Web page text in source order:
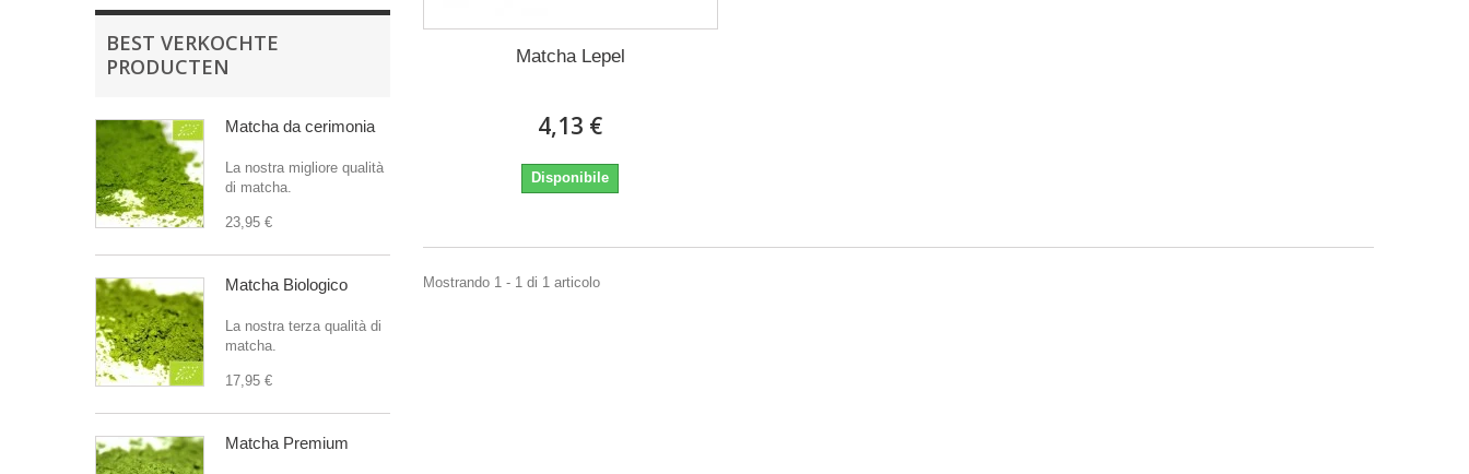
BEST VERKOCHTE
PRODUCTEN
Matcha da cerimonia
La nostra migliore qualità
di matcha.
23,95 €
Matcha Biologico
La nostra terza qualità di
matcha.
17,95 €
Matcha Premium
Matcha Lepel
4,13 €
Disponibile
Mostrando 1 - 1 di 1 articolo